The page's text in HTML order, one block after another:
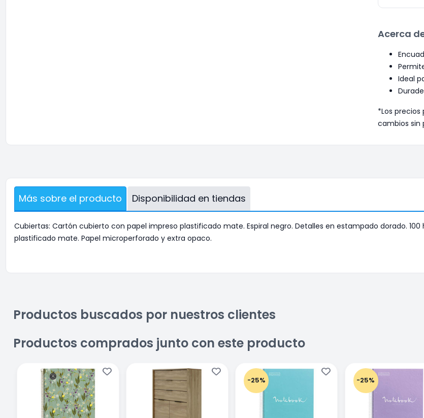
Acerca
Ideal
*Los
cambios sin
Más sobre el producto Disponibilidad en tiendas
Cubiertas: Cartón cubierto con papel impreso plastificado mate. Espiral negro. Detalles en estampado dorado.
plastificado mate. Papel microperforado y extra opaco.
Productos buscados por nuestros clientes
Productos comprados junto con este producto
-25% -25%